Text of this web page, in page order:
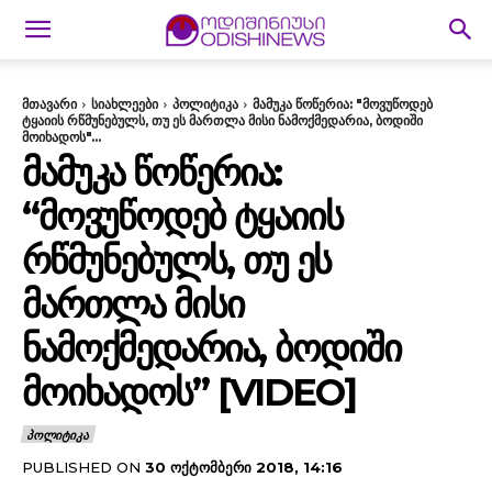
მთავარი სიახლეები პოლიტიკა
მამუკა წოწერია: "მოვუწოდებ
ტყაიის რწმუნებულს, თუ ეს მართლა მისი ნამოქმედარია, ბოდიში
მოიხადოს"...
ᲛᲐᲛᲣᲙᲐ ᲬᲝᲬᲔᲠᲘᲐ:
“ᲛᲝᲕᲣᲬᲝᲓᲔᲑ ᲢᲧᲐᲘᲘᲡ
ᲠᲬᲛᲣᲜᲔᲑᲣᲚᲡ, ᲗᲣ ᲔᲡ
ᲛᲐᲠᲗᲚᲐ ᲛᲘᲡᲘ
ᲜᲐᲛᲝᲥᲛᲔᲓᲐᲠᲘᲐ, ᲑᲝᲓᲘᲨᲘ
ᲛᲝᲘᲮᲐᲓᲝᲡ” [VIDEO]
ᲞᲝᲚᲘᲢᲘᲙᲐ
PUBLISHED ON 30 ᲝᲥᲢᲝᲛᲑᲔᲠᲘ 2018, 14:16